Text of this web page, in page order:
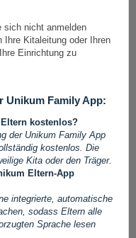
sich nicht anmelden
Ihre Kitaleitung oder Ihren
Einrichtung zu
Unikum Family App:
kostenlos?
der Unikum Family App
kostenlos. Die
Kita oder den Träger.
Eltern-App
integrierte, automatische
sodass Eltern alle
Sprache lesen